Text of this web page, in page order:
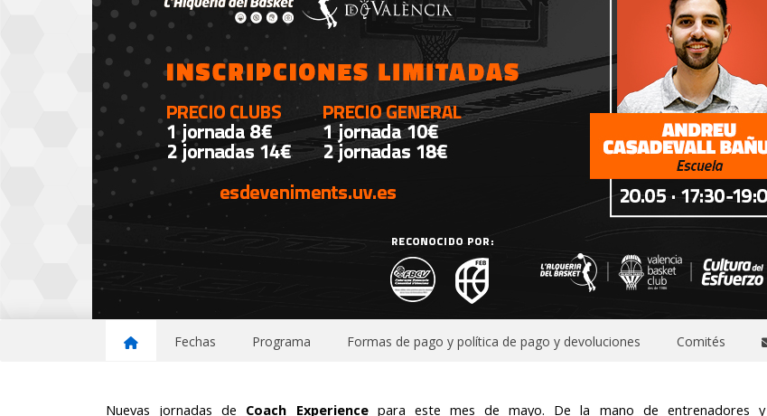
Fechas Programa Formas de pago y política de pago y devoluciones Comités
Nuevas jornadas de Coach Experiencepara este mes de mayo. De la mano de entrenadores y